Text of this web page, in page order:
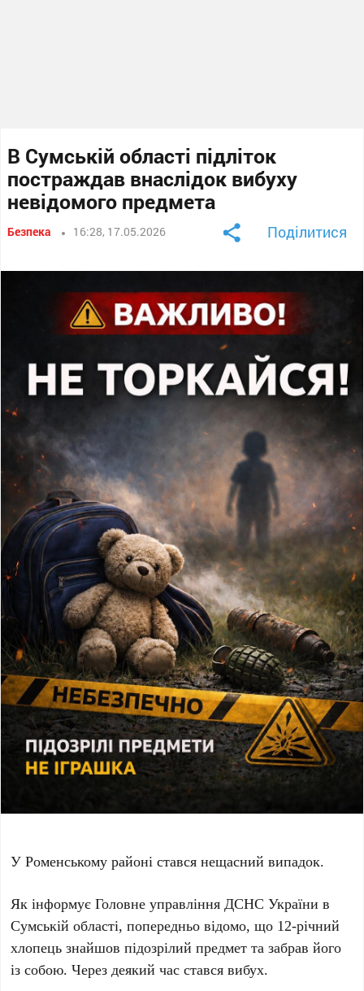
В Сумській області підліток
постраждав внаслідок вибуху
невідомого предмета
Безпека 16:28, 17.05.2026 Поділитися
У Роменському районі стався нещасний випадок.
Як інформує Головне управління ДСНС України в
Сумській області, попередньо відомо, що 12-річний
хлопець знайшов підозрілий предмет та забрав його
із собою. Через деякий час стався вибух.